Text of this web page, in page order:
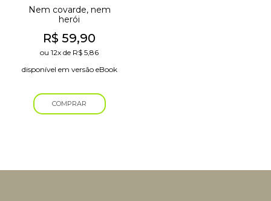
Avaliação
5.00de 5
Nem covarde, nem
herói
R$ 59,90
ou 12x de R$ 5,86
disponível em versão eBook
COMPRAR